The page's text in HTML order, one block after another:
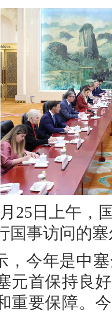
25日上午，
国事访问的
，今年是中
元首保持良
重要保障。